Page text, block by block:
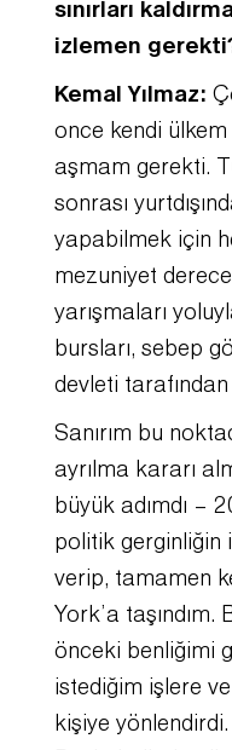
sınırları
izlemen
Kemal Yılmaz:
once kendi ülkem
aşmam gerekti.
sonrası
yapabilmek için
mezuniyet
yarışmaları
bursları, sebep
devleti
Sanırım bu
ayrılma kararı
büyük adımdı –
politik gerginliğin
verip, tamamen
York’a taşındım.
önceki benliğimi
istediğim işlere
kişiye